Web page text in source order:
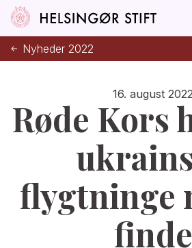
Nyheder 2022
16. august 2022
Røde Kors
flygtninge
finde